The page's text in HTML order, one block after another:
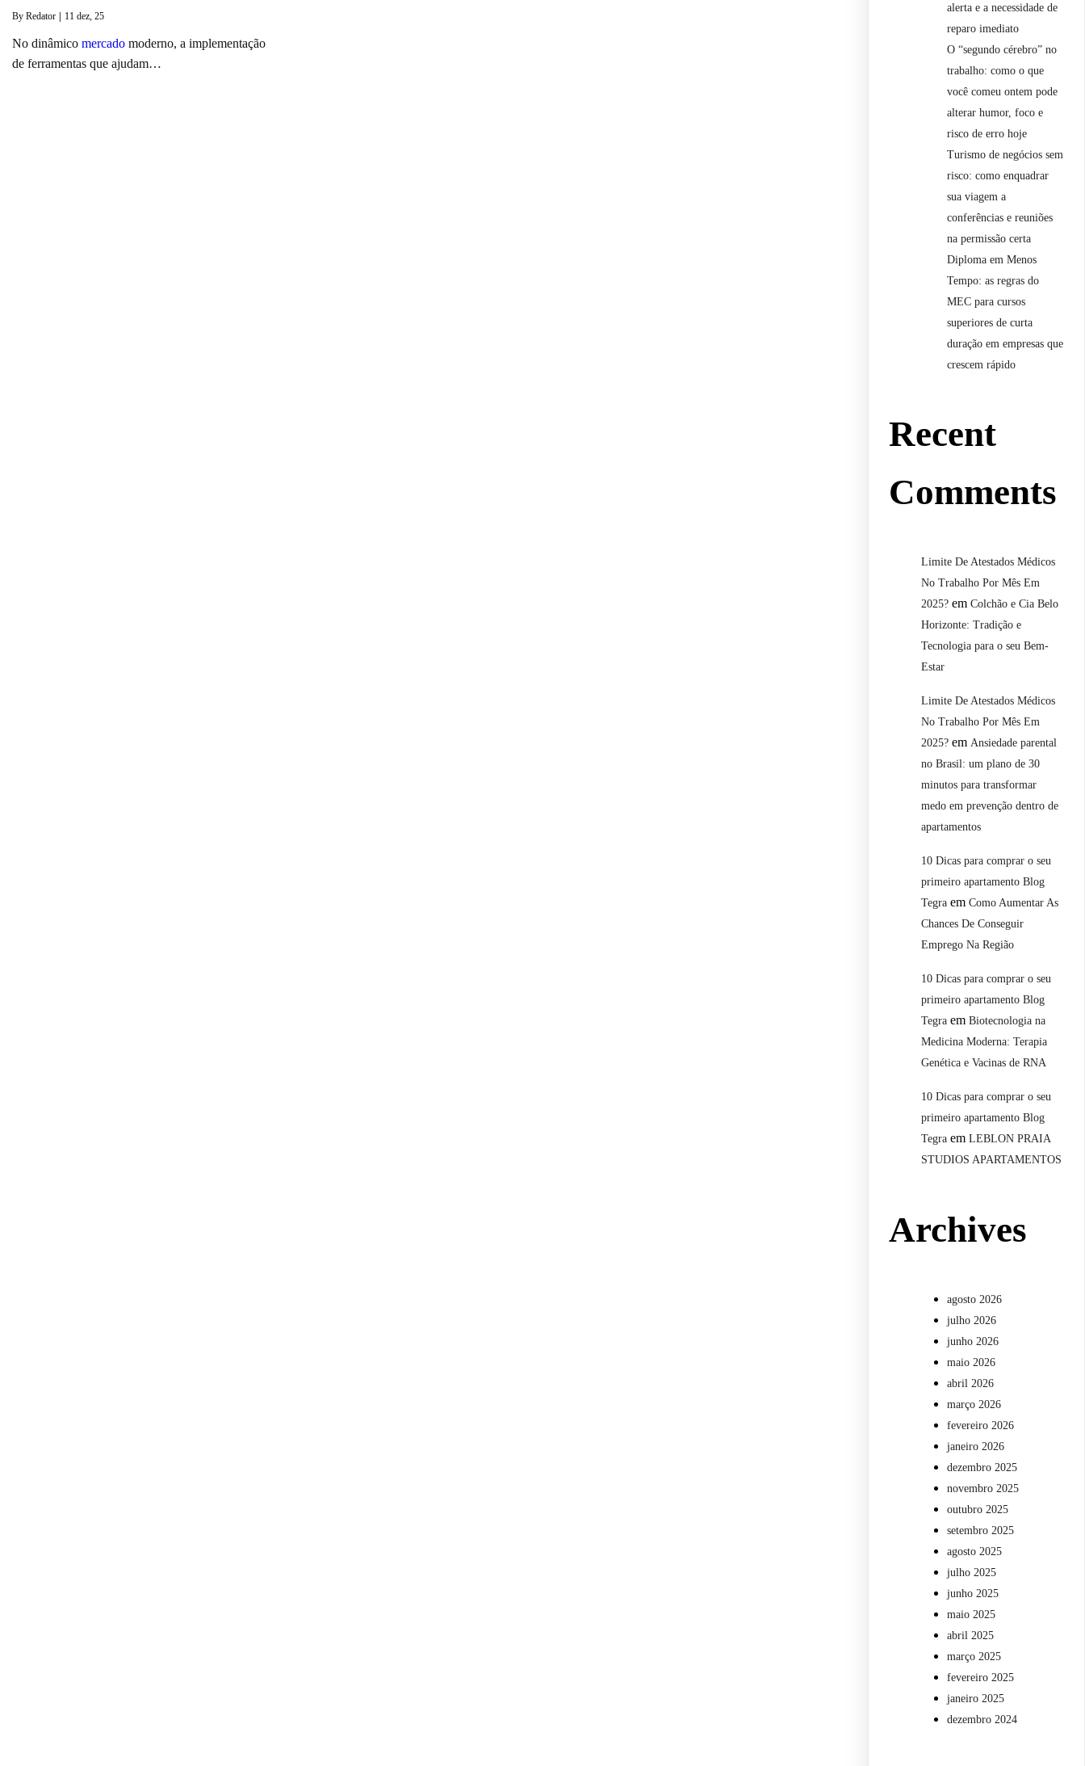
By Redator | 11 dez, 25
No dinâmico mercado moderno, a implementação
de ferramentas que ajudam…
alerta e a necessidade de
reparo imediato
O “segundo cérebro” no
trabalho: como o que
você comeu ontem pode
alterar humor, foco e
risco de erro hoje
Turismo de negócios sem
risco: como enquadrar
sua viagem a
conferências e reuniões
na permissão certa
Diploma em Menos
Tempo: as regras do
MEC para cursos
superiores de curta
duração em empresas que
crescem rápido
Recent
Comments
Limite De Atestados Médicos
No Trabalho Por Mês Em
2025? emColchão e Cia Belo
Horizonte: Tradição e
Tecnologia para o seu Bem-
Estar
Limite De Atestados Médicos
No Trabalho Por Mês Em
2025? em Ansiedade parental
no Brasil: um plano de 30
minutos para transformar
medo em prevenção dentro de
apartamentos
10 Dicas para comprar o seu
primeiro apartamento Blog
Tegra emComo Aumentar As
Chances De Conseguir
Emprego Na Região
10 Dicas para comprar o seu
primeiro apartamento Blog
Tegra emBiotecnologia na
Medicina Moderna: Terapia
Genética e Vacinas de RNA
10 Dicas para comprar o seu
primeiro apartamento Blog
Tegra emLEBLON PRAIA
STUDIOS APARTAMENTOS
Archives
agosto 2026
julho 2026
junho 2026
maio 2026
abril 2026
março 2026
fevereiro 2026
janeiro 2026
dezembro 2025
novembro 2025
outubro 2025
setembro 2025
agosto 2025
julho 2025
junho 2025
maio 2025
abril 2025
março 2025
fevereiro 2025
janeiro 2025
dezembro 2024